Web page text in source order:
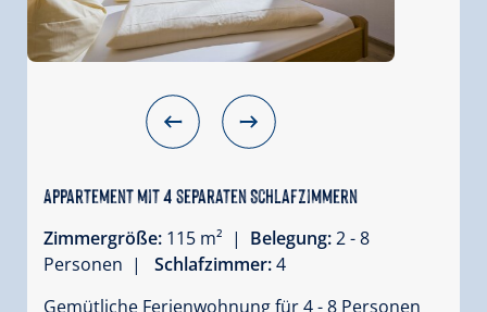
Appartement mit 4 separaten Schlafzimmern
Zimmergröße: 115 m² | Belegung:2 - 8
Personen |
Schlafzimmer:4
Gemütliche Ferienwohnung für 4 - 8 Personen